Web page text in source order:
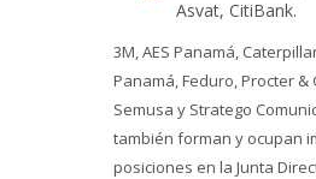
Asvat, CitiBank.
3M, AES Panamá,
Panamá, Feduro, Procter &
Semusa y Stratego
también forman y ocupan
posiciones en la Junta